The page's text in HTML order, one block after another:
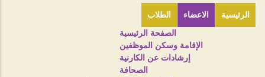
الرئيسية الاعضاء الطلاب
الصفحة الرئيسية
الإقامة وسكن الموظفين
إرشادات عن الكارنية
الصحافة